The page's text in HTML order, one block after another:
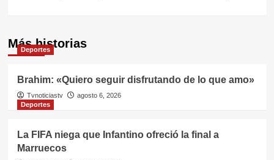
Más historias
Deportes
Brahim: «Quiero seguir disfrutando de lo que amo»
Tvnoticiastv
agosto 6, 2026
Deportes
La FIFA niega que Infantino ofreció la final a
Marruecos